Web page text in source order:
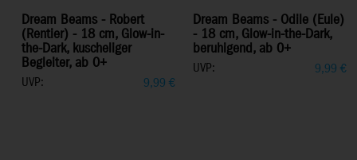
Dream Beams - Robert
(Rentier) - 18 cm, Glow-in-
the-Dark, kuscheliger
Begleiter, ab 0+
UVP: 9,99 €
Dream Beams - Odile (Eule)
- 18 cm, Glow-in-the-Dark,
beruhigend, ab 0+
UVP: 9,99 €